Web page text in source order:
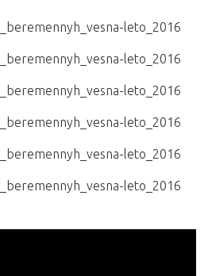
leto_2016
leto_2016
leto_2016
leto_2016
leto_2016
leto_2016